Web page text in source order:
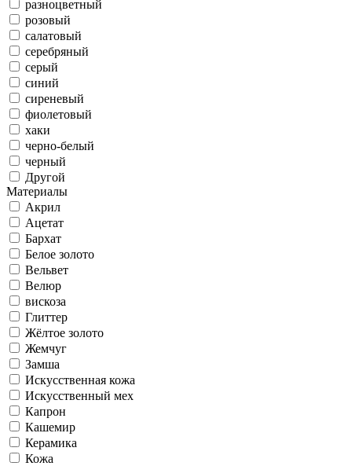
разноцветный
розовый
салатовый
серебряный
серый
синий
сиреневый
фиолетовый
хаки
черно-белый
черный
Другой
Материалы
Акрил
Ацетат
Бархат
Белое золото
Вельвет
Велюр
вискоза
Глиттер
Жёлтое золото
Жемчуг
Замша
Искусственная кожа
Искусственный мех
Капрон
Кашемир
Керамика
Кожа